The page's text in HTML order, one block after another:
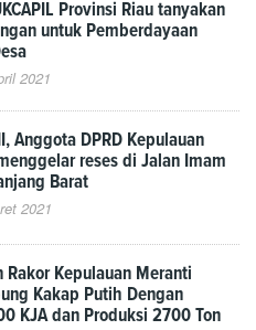
Provinsi Riau tanyakan
untuk Pemberdayaan
2021
Anggota DPRD Kepulauan
reses di Jalan Imam
Barat
2021
Rakor Kepulauan Meranti
Kakap Putih Dengan
KJA dan Produksi 2700 Ton